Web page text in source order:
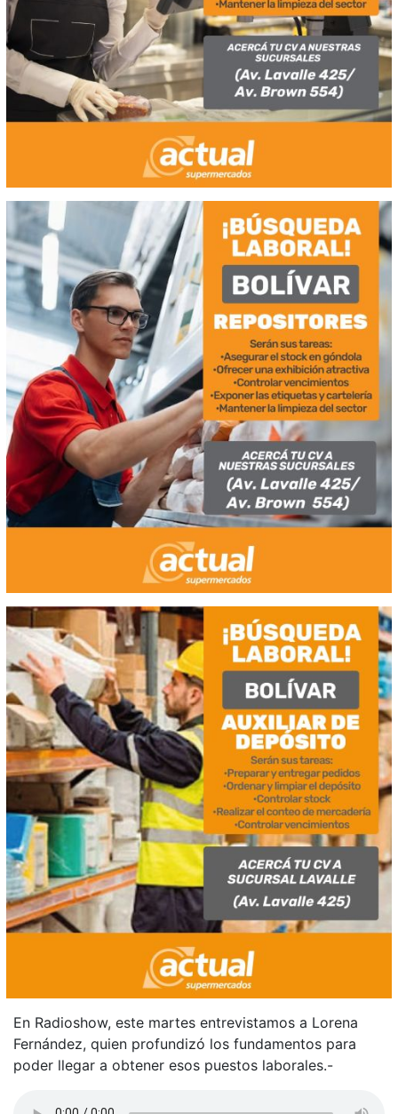
En Radioshow, este martes entrevistamos a Lorena
Fernández, quien profundizó los fundamentos para
poder llegar a obtener esos puestos laborales.-